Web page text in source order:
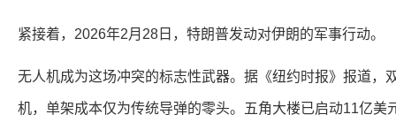
紧接着，2026年2月28日，特朗普发动对伊朗的军事行动。
无人机成为这场冲突的标志性武器。据《纽约时报》报道，
机，单架成本仅为传统导弹的零头。五角大楼已启动11亿美